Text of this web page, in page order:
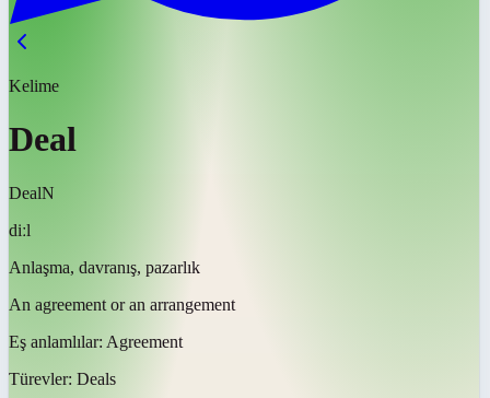
Kelime
Deal
DealN
diːl
Anlaşma, davranış, pazarlık
An agreement or an arrangement
Eş anlamlılar: Agreement
Türevler: Deals